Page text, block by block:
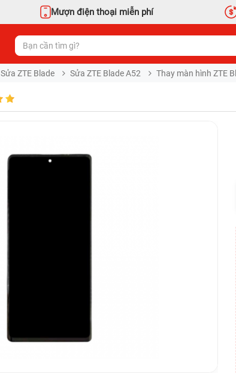
Mượn điện thoại miễn phí
Sửa ZTE Blade Sửa ZTE Blade A52 Thay màn hình ZTE